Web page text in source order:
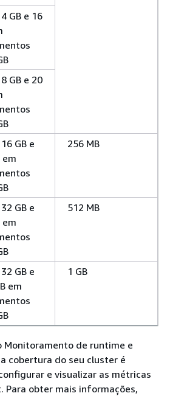
GB e 16
GB e 20
GB e
em
256 MB
GB e
em
512 MB
GB e
em
1 GB
Monitoramento de runtime e
cobertura do seu cluster é
e visualizar as métricas
Para obter mais informações,